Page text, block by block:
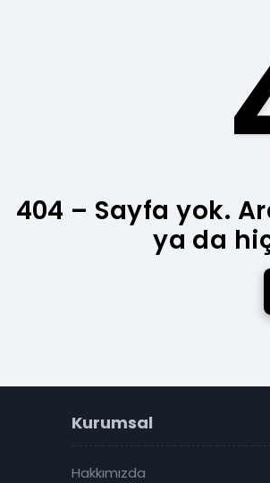
404 – Sayfa yok.
ya da
Kurumsal
Hakkımızda